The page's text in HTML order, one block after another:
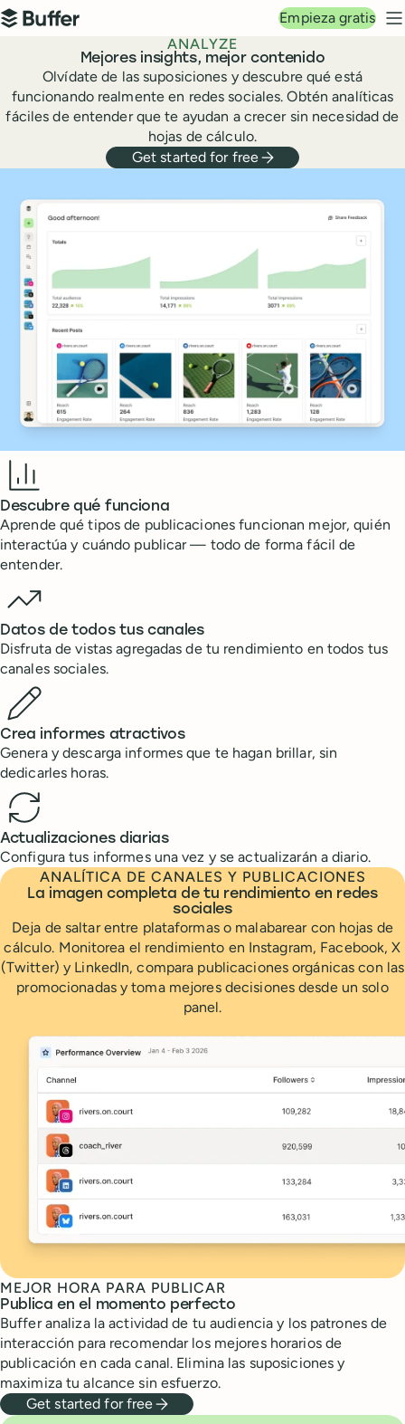
Navegación principal
Buffer
Empieza gratis
ANALYZE
Mejores insights, mejor contenido
Olvídate de las suposiciones y descubre qué está
funcionando realmente en redes sociales. Obtén analíticas
fáciles de entender que te ayudan a crecer sin necesidad de
hojas de cálculo.
Get started for free
Benefits
Descubre qué funciona
Aprende qué tipos de publicaciones funcionan mejor, quién
interactúa y cuándo publicar — todo de forma fácil de
entender.
Datos de todos tus canales
Disfruta de vistas agregadas de tu rendimiento en todos tus
canales sociales.
Crea informes atractivos
Genera y descarga informes que te hagan brillar, sin
dedicarles horas.
Actualizaciones diarias
Configura tus informes una vez y se actualizarán a diario.
ANALÍTICA DE CANALES Y PUBLICACIONES
La imagen completa de tu rendimiento en redes
sociales
Deja de saltar entre plataformas o malabarear con hojas de
cálculo. Monitorea el rendimiento en Instagram, Facebook, X
(Twitter) y LinkedIn, compara publicaciones orgánicas con las
promocionadas y toma mejores decisiones desde un solo
panel.
MEJOR HORA PARA PUBLICAR
Publica en el momento perfecto
Buffer analiza la actividad de tu audiencia y los patrones de
interacción para recomendar los mejores horarios de
publicación en cada canal. Elimina las suposiciones y
maximiza tu alcance sin esfuerzo.
Get started for free